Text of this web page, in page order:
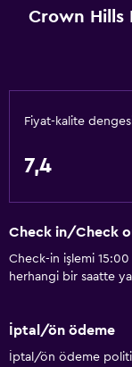
Crown Hills
Fiyat-kalite
7,4
Check in/Check
Check-in işlemi
herhangi bir saatte
İptal/ön ödeme
İptal/ön ödeme